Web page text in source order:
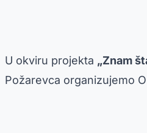
U okviru projekta „Znam
Požarevca organizujemo